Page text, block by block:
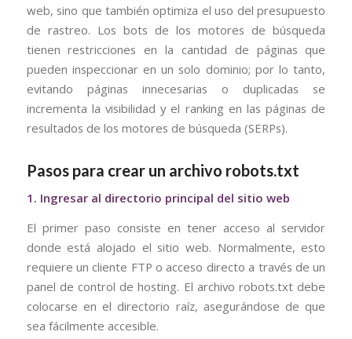
web, sino que también optimiza el uso del presupuesto
de rastreo. Los bots de los motores de búsqueda
tienen restricciones en la cantidad de páginas que
pueden inspeccionar en un solo dominio; por lo tanto,
evitando páginas innecesarias o duplicadas se
incrementa la visibilidad y el ranking en las páginas de
resultados de los motores de búsqueda (SERPs).
Pasos para crear un archivo robots.txt
1. Ingresar al directorio principal del sitio web
El primer paso consiste en tener acceso al servidor
donde está alojado el sitio web. Normalmente, esto
requiere un cliente FTP o acceso directo a través de un
panel de control de hosting. El archivo robots.txt debe
colocarse en el directorio raíz, asegurándose de que
sea fácilmente accesible.